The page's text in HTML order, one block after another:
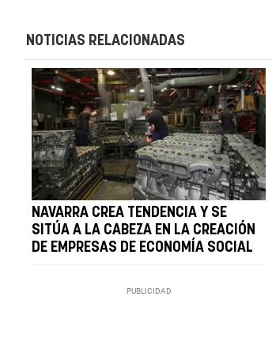
NOTICIAS RELACIONADAS
NAVARRA CREA TENDENCIA Y SE
SITÚA A LA CABEZA EN LA CREACIÓN
DE EMPRESAS DE ECONOMÍA SOCIAL